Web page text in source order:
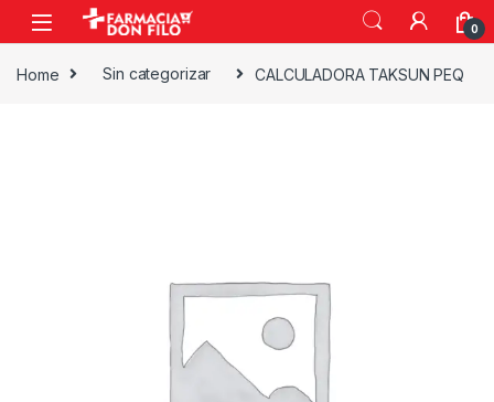
0
Home Sin categorizar CALCULADORA TAKSUN PEQ